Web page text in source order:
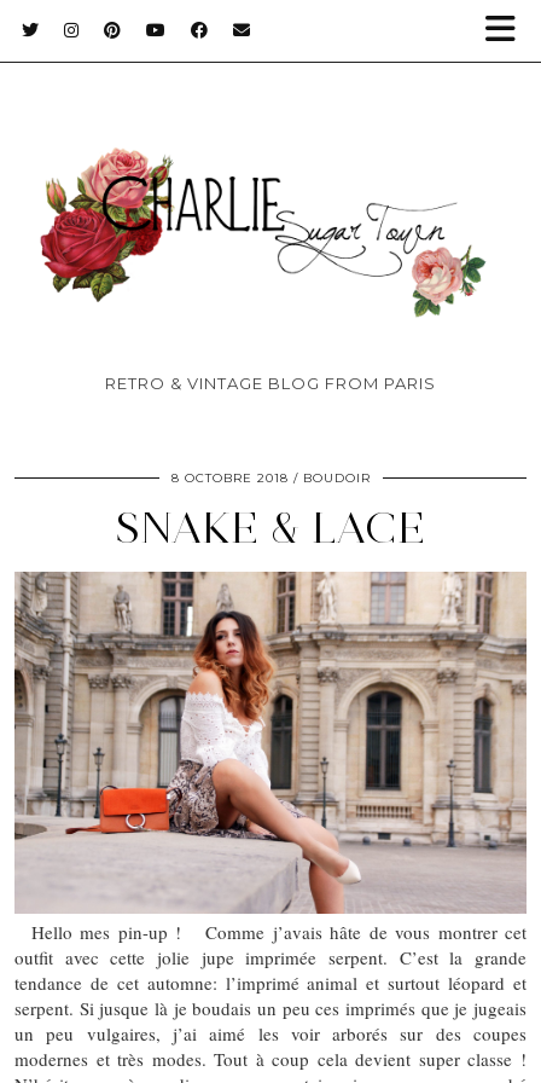
RETRO & VINTAGE BLOG FROM PARIS
8 OCTOBRE 2018 BOUDOIR
SNAKE & LACE
Hello mes pin-up ! Comme j’avais hâte de vous montrer cet
outfit avec cette jolie jupe imprimée serpent. C’est la grande
tendance de cet automne: l’imprimé animal et surtout léopard et
serpent. Si jusque là je boudais un peu ces imprimés que je jugeais
un peu vulgaires, j’ai aimé les voir arborés sur des coupes
modernes et très modes. Tout à coup cela devient super classe !